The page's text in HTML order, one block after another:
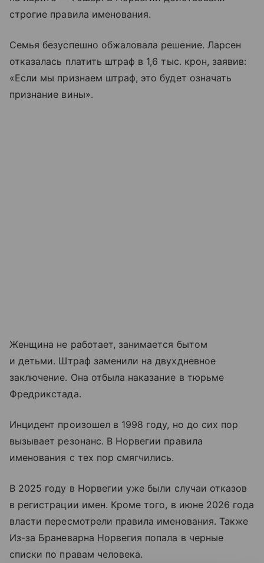
строгие правила именования.
Семья безуспешно обжаловала решение. Ларсен
отказалась платить штраф в 1,6 тыс. крон, заявив:
«Если мы признаем штраф, это будет означать
признание вины».
Женщина не работает, занимается бытом
и детьми. Штраф заменили на двухдневное
заключение. Она отбыла наказание в тюрьме
Фредрикстада.
Инцидент произошел в 1998 году, но до сих пор
вызывает резонанс. В Норвегии правила
именования с тех пор смягчились.
В 2025 году в Норвегии уже были случаи отказов
в регистрации имен. Кроме того, в июне 2026 года
власти пересмотрели правила именования. Также
Из-за Браневарна Норвегия попала в черные
списки по правам человека.